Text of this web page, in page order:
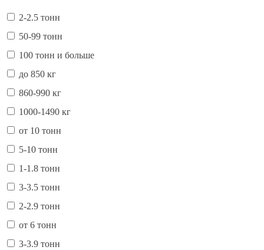
2-2.5 тонн
50-99 тонн
100 тонн и больше
до 850 кг
860-990 кг
1000-1490 кг
от 10 тонн
5-10 тонн
1-1.8 тонн
3-3.5 тонн
2-2.9 тонн
от 6 тонн
3-3.9 тонн